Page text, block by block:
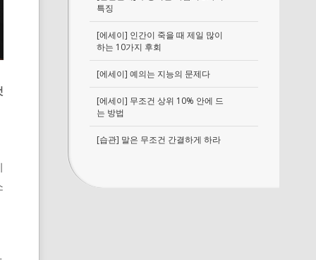
특징
[에세이] 인간이 죽을 때 제일 많이
하는 10가지 후회
[에세이] 예의는 지능의 문제다
[에세이] 무조건 상위 10% 안에 드
는 방법
[습관] 말은 무조건 간결하게 하라